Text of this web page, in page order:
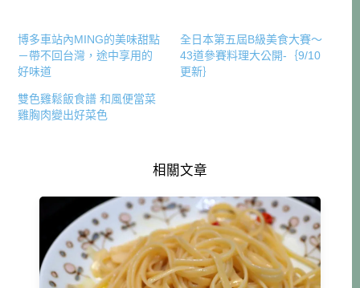
博多車站內MING的美味甜點
－帶不回台灣，途中享用的
好味道
全日本第五屆B級美食大賽～
43道參賽料理大公開-｛9/10
更新｝
雙色雞鬆飯食譜 和風便當菜
雞胸肉變出好菜色
相關文章